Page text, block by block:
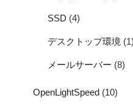
SSD (4)
デスクトップ環境 (1)
メールサーバー (8)
OpenLightSpeed (10)